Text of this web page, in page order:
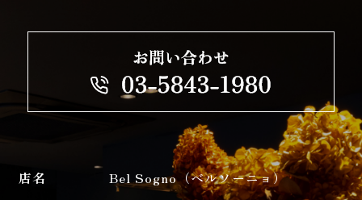
店名 Bel Sogno（ベルソーニョ）